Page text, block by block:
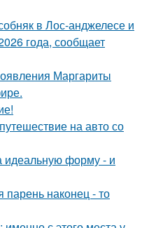
в Лос-анджелесе и
года, сообщает
Маргариты
на авто со
идеальную форму - и
парень наконец - то